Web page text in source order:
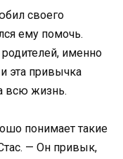
своего
ему помочь.
именно
эта привычка
всю жизнь.
понимает такие
— Он привык,